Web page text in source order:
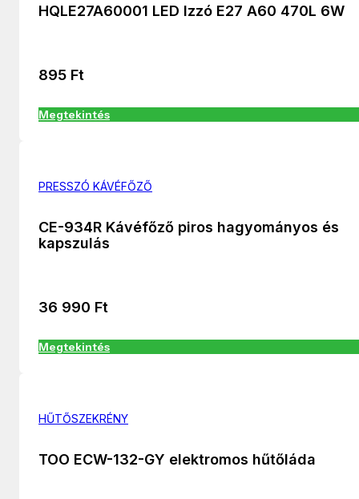
HQLE27A60001 LED Izzó E27 A60 470L 6W
895 Ft
Megtekintés
PRESSZÓ KÁVÉFŐZŐ
CE-934R Kávéfőző piros hagyományos és
kapszulás
36 990 Ft
Megtekintés
HŰTŐSZEKRÉNY
TOO ECW-132-GY elektromos hűtőláda